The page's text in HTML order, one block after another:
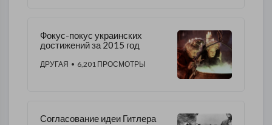
Фокус-покус украинских
достижений за 2015 год
ДРУГАЯ • 6,201 ПРОСМОТРЫ
Согласование идеи Гитлера